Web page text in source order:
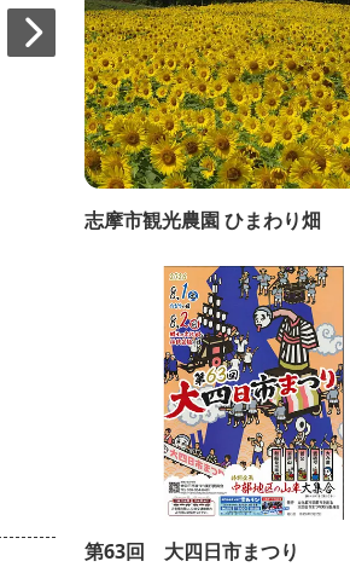
志摩市観光農園 ひまわり畑
第63回 大四日市まつり